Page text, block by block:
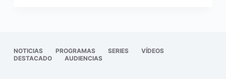
NOTICIAS PROGRAMAS SERIES
VÍDEOS
DESTACADO
AUDIENCIAS